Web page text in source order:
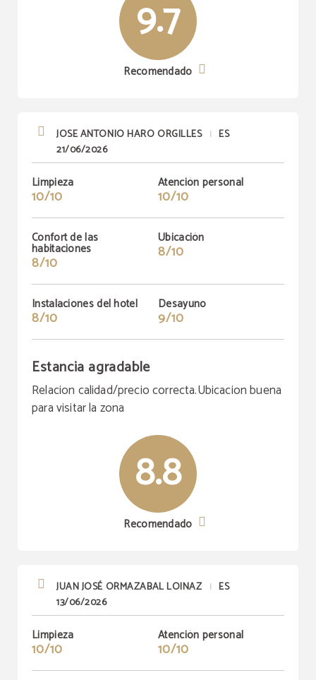
9.7
Recomendado
JOSE ANTONIO HARO ORGILLES |
ES
21/06/2026
Limpieza
10/10
Atención personal
10/10
Confort de las
habitaciones
8/10
Ubicación
8/10
Instalaciones del hotel
8/10
Desayuno
9/10
Estancia agradable
Relacion calidad/precio correcta.Ubicacion buena
para visitar la zona
8.8
Recomendado
JUAN JOSÉ ORMAZABAL LOINAZ |
ES
13/06/2026
Limpieza
10/10
Atención personal
10/10